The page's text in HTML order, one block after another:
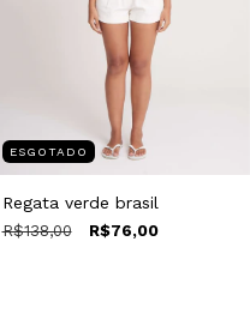
ESGOTADO
Regata verde brasil
R$138,00 R$76,00